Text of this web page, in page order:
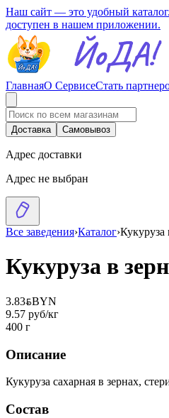
Наш сайт — это удобный
доступен в нашем приложении.
ГлавнаяО СервисеСтать
Доставка Самовывоз
Адрес доставки
Адрес не выбран
Все заведения›Каталог›Кукуруза
Кукуруза в
3.83BYNBYN
9.57 руб/кг
400 г
Описание
Кукуруза сахарная в зернах,
Состав